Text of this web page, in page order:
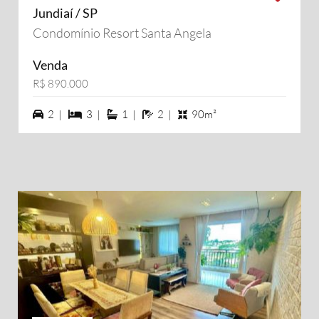
Jundiaí / SP
Condomínio Resort Santa Angela
Venda
R$ 890.000
2 vagas na garagem
2 | 3 dormiórios
3 | 1 suítes
1 | 2 banheiros
2 | 90m²